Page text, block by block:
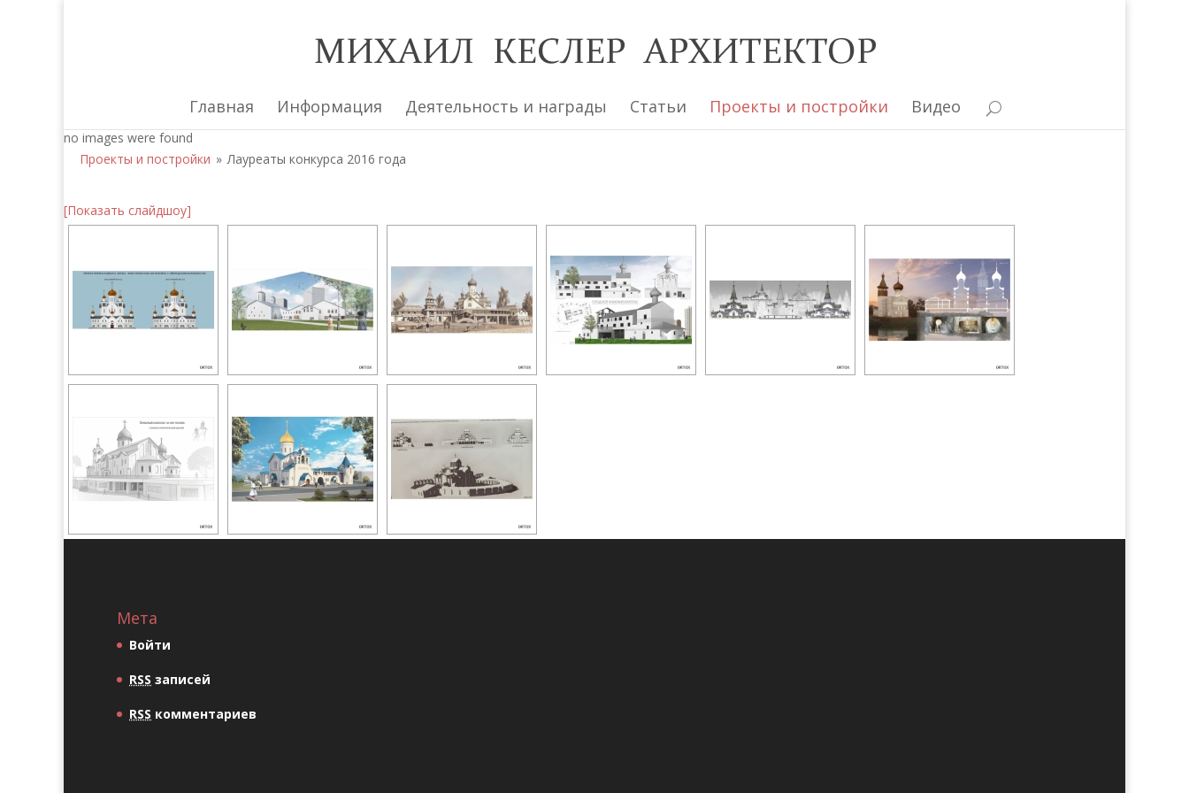
Главная Информация Деятельность и награды Статьи Проекты и постройки Видео
no images were found
Проекты и постройки » Лауреаты конкурса 2016 года
[Показать слайдшоу]
Мета
Войти
RSS записей
RSS комментариев